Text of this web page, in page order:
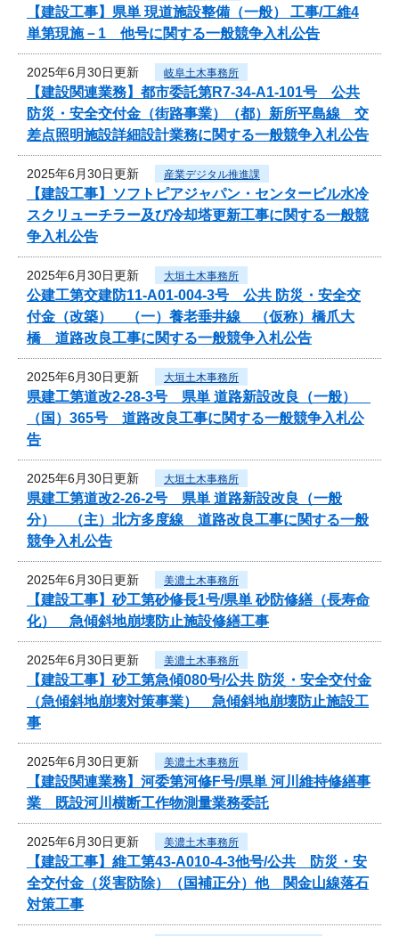
【建設工事】県単 現道施設整備（一般） 工事/工維4
単第現施－1 他号に関する一般競争入札公告
2025年6月30日更新 岐阜土木事務所
【建設関連業務】都市委託第R7-34-A1-101号 公共
防災・安全交付金（街路事業）（都）新所平島線 交
差点照明施設詳細設計業務に関する一般競争入札公告
2025年6月30日更新 産業デジタル推進課
【建設工事】ソフトピアジャパン・センタービル水冷
スクリューチラー及び冷却塔更新工事に関する一般競
争入札公告
2025年6月30日更新 大垣土木事務所
公建工第交建防11-A01-004-3号 公共 防災・安全交
付金（改築） （一）養老垂井線 （仮称）橋爪大
橋 道路改良工事に関する一般競争入札公告
2025年6月30日更新 大垣土木事務所
県建工第道改2-28-3号 県単 道路新設改良（一般）
（国）365号 道路改良工事に関する一般競争入札公
告
2025年6月30日更新 大垣土木事務所
県建工第道改2-26-2号 県単 道路新設改良（一般
分） （主）北方多度線 道路改良工事に関する一般
競争入札公告
2025年6月30日更新 美濃土木事務所
【建設工事】砂工第砂修長1号/県単 砂防修繕（長寿命
化） 急傾斜地崩壊防止施設修繕工事
2025年6月30日更新 美濃土木事務所
【建設工事】砂工第急傾080号/公共 防災・安全交付金
（急傾斜地崩壊対策事業） 急傾斜地崩壊防止施設工
事
2025年6月30日更新 美濃土木事務所
【建設関連業務】河委第河修F号/県単 河川維持修繕事
業 既設河川横断工作物測量業務委託
2025年6月30日更新 美濃土木事務所
【建設工事】維工第43-A010-4-3他号/公共 防災・安
全交付金（災害防除）（国補正分）他 関金山線落石
対策工事